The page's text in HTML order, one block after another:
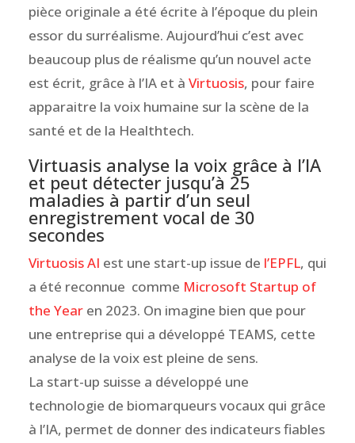
pièce originale a été écrite à l’époque du plein
essor du surréalisme. Aujourd’hui c’est avec
beaucoup plus de réalisme qu’un nouvel acte
est écrit, grâce à l’IA et à Virtuosis, pour faire
apparaitre la voix humaine sur la scène de la
santé et de la Healthtech.
Virtuasis analyse la voix grâce à l’IA
et peut détecter jusqu’à 25
maladies à partir d’un seul
enregistrement vocal de 30
secondes
Virtuosis AI est une start-up issue de l’EPFL, qui
a été reconnue comme Microsoft Startup of
the Yearen 2023. On imagine bien que pour
une entreprise qui a développé TEAMS, cette
analyse de la voix est pleine de sens.
La start-up suisse a développé une
technologie de biomarqueurs vocaux qui grâce
à l’IA, permet de donner des indicateurs fiables